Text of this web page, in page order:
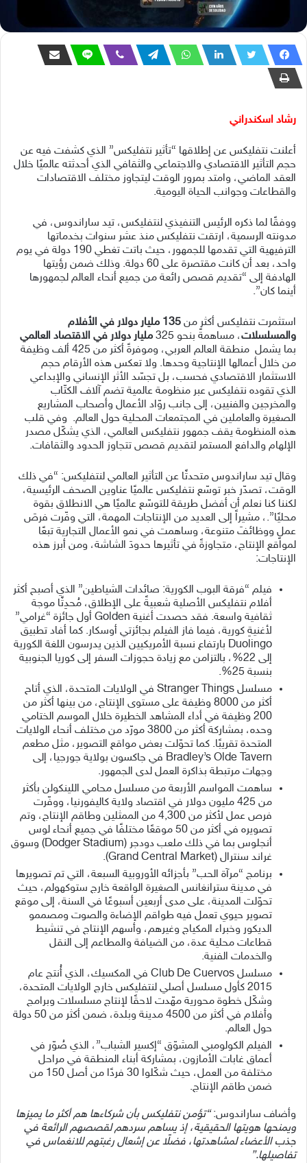
رشاد اسكندراني
أعلنت نتفليكس عن إطلاقها “تأثير نتفليكس” الذي كشفت فيه عن
حجم التأثير الاقتصادي والاجتماعي والثقافي الذي أحدثته عالميًا خلال
العقد الماضي، وامتد بمرور الوقت ليتجاوز مختلف الاقتصادات
والقطاعات وجوانب الحياة اليومية.
ووفقًا لما ذكره الرئيس التنفيذي لنتفليكس، تيد ساراندوس، في
مدونته الرسمية، ارتقت نتفليكس منذ عشر سنوات بخدماتها
الترفيهية التي تقدمها للجمهور، حيث باتت تغطي 190 دولة في يوم
واحد، بعد أن كانت مقتصرة على 60 دولة. وذلك ضمن رؤيتها
الهادفة إلى “تقديم قصص رائعة من جميع أنحاء العالم لجمهورها
أينما كان”.
استثمرت نتفليكس أكثر من
135 مليار دولار في الأفلام
والمسلسلات، مساهمةً بنحو 325
مليار دولار في الاقتصاد العالمي
بما يشمل
منطقة العالم العربي، وموفرةً أكثر من 425 ألف وظيفة
من خلال أعمالها الإنتاجية وحدها. ولا تعكس هذه الأرقام حجم
الاستثمار الاقتصادي فحسب، بل تجسّد الأثر الإنساني والإبداعي
الذي تقوده نتفليكس عبر منظومة عالمية تضم آلاف الكتّاب
والمخرجين والفنيين، إلى جانب روّاد الأعمال وأصحاب المشاريع
الصغيرة والعاملين في المجتمعات المحلية حول العالم. وفي قلب
هذه المنظومة يقف جمهور نتفليكس العالمي، الذي يشكّل مصدر
الإلهام والدافع المستمر لتقديم قصص تتجاوز الحدود والثقافات.
وقال تيد ساراندوس متحدثًا عن التأثير العالمي لنتفليكس: “في ذلك
الوقت، تصدّر خبر توسّع نتفليكس عالميًا عناوين الصحف الرئيسية،
لكننا كنا نعلم أن أفضل طريقة للتوسّع عالميًا هي الانطلاق بقوة
محليًا”.، مشيراً إلى العديد من الإنتاجات المهمة، التي وفّرت فرصَ
عملٍ ووظائفَ متنوعة، وساهمت في نمو الأعمال التجارية تبعًا
لمواقع الإنتاج، متجاوزةً في تأثيرها حدودَ الشاشة، ومن أبرز هذه
الإنتاجات:
فيلم “فرقة البوب الكورية: صائدات الشياطين” الذي أصبح أكثر
أفلام نتفليكس الأصلية شعبيةً على الإطلاق، مُحدِثًا موجة
ثقافية واسعة. فقد حصدت أغنية Golden أول جائزة “غرامي”
لأغنيةِ كورية، فيما فاز الفيلم بجائزتي أوسكار. كما أفاد تطبيق
Duolingo بارتفاع نسبة الأمريكيين الذين يدرسون اللغة الكورية
إلى 22%، بالتزامن مع زيادة حجوزات السفر إلى كوريا الجنوبية
بنسبة 25%.
مسلسل Stranger Things في الولايات المتحدة، الذي أتاح
أكثر من 8000 وظيفة على مستوى الإنتاج، من بينها أكثر من
200 وظيفة في أداء المشاهد الخطيرة خلال الموسم الختامي
وحده، بمشاركة أكثر من 3800 مورّد من مختلف أنحاء الولايات
المتحدة تقريبًا. كما تحوّلت بعض مواقع التصوير، مثل مطعم
Bradley’s Olde Tavern في جاكسون بولاية جورجيا، إلى
وجهات مرتبطة بذاكرة العمل لدى الجمهور.
ساهمت المواسم الأربعة من مسلسل محامي اللينكولن بأكثر
من 425 مليون دولار في اقتصاد ولاية كاليفورنيا، ووفّرت
فرص عمل لأكثر من 4,300 من الممثلين وطاقم الإنتاج، وتم
تصويره في أكثر من 50 موقعًا مختلفًا في جميع أنحاء لوس
أنجلوس بما في ذلك ملعب دودجر (Dodger Stadium) وسوق
غراند سنترال (Grand Central Market).
برنامج “مرآة الحب” بأجزائه الأوروبية السبعة، التي تم تصويرها
في مدينة سترانغانس الصغيرة الواقعة خارج ستوكهولم، حيث
تحوّلت المدينة، على مدى أربعين أسبوعًا في السنة، إلى موقع
تصوير حيوي تعمل فيه طواقم الإضاءة والصوت ومصممو
الديكور وخبراء المكياج وغيرهم، وأسهم الإنتاج في تنشيط
قطاعات محلية عدة، من الضيافة والمطاعم إلى النقل
والخدمات الفنية.
مسلسل Club De Cuervos في المكسيك، الذي أُنتج عام
2015 كأول مسلسل أصلي لنتفليكس خارج الولايات المتحدة،
وشكّل خطوة محورية مهّدت لاحقًا لإنتاج مسلسلات وبرامج
وأفلام في أكثر من 4500 مدينة وبلدة، ضمن أكثر من 50 دولة
حول العالم.
الفيلم الكولومبي المشوّق “إكسير الشباب”، الذي صُوّر في
أعماق غابات الأمازون، بمشاركة أبناء المنطقة في مراحل
مختلفة من العمل، حيث شكّلوا 30 فردًا من أصل 150 من
ضمن طاقم الإنتاج.
وأضاف ساراندوس:“تؤمن نتفليكس بأن شركاءها هم أكثر ما يميزها
ويمنحها هويتها الحقيقية، إذ يساهم سردهم لقصصهم الرائعة في
جذب الأعضاء لمشاهدتها، فضلًا عن إشعال رغبتهم للانغماس في
تفاصيلها.”